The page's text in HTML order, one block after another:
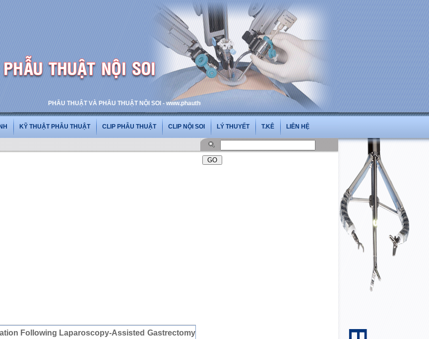
PHẪU THUẬT VÀ PHẪU THUẬT NỘI SOI - www.phauthuatnoisoi.vn
KỸ THUẬT PHẪU THUẬT CLIP PHẪU THUẬT CLIP NỘI SOI LÝ THUYẾT T.KÊ LIÊN HỆ
Following Laparoscopy-Assisted Gastrectomy